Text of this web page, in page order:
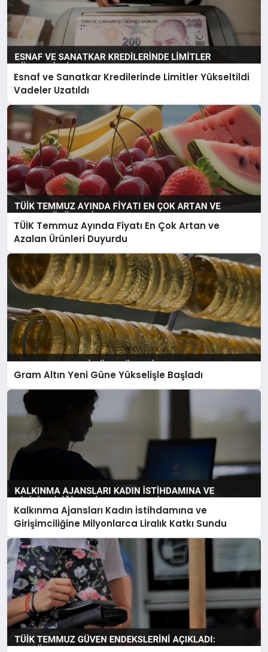
Esnaf ve Sanatkar Kredilerinde Limitler Yükseltildi
Vadeler Uzatıldı
TÜİK Temmuz Ayında Fiyatı En Çok Artan ve
Azalan Ürünleri Duyurdu
Gram Altın Yeni Güne Yükselişle Başladı
Kalkınma Ajansları Kadın İstihdamına ve
Girişimciliğine Milyonlarca Liralık Katkı Sundu